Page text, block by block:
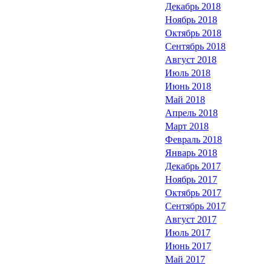
Декабрь 2018
Ноябрь 2018
Октябрь 2018
Сентябрь 2018
Август 2018
Июль 2018
Июнь 2018
Май 2018
Апрель 2018
Март 2018
Февраль 2018
Январь 2018
Декабрь 2017
Ноябрь 2017
Октябрь 2017
Сентябрь 2017
Август 2017
Июль 2017
Июнь 2017
Май 2017